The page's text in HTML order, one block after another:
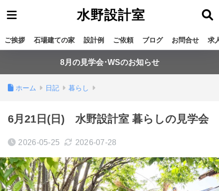
水野設計室
ご挨拶 石場建ての家 設計例 ご依頼 ブログ お問合せ 求
8月の見学会･WSのお知らせ
ホーム 日記 暮らし
6月21日(日) 水野設計室 暮らしの見学会
2026-05-25 2026-07-28